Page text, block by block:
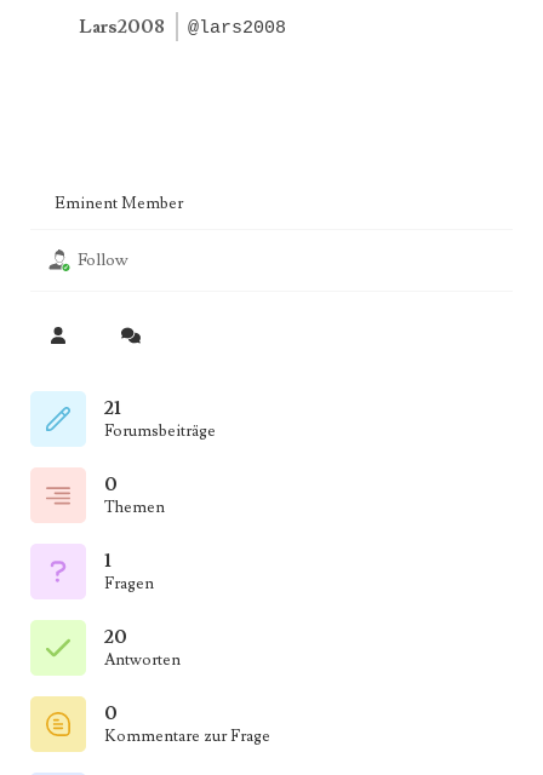
Lars2008 @lars2008
Eminent Member
Follow
21
Forumsbeiträge
0
Themen
1
Fragen
20
Antworten
0
Kommentare zur Frage